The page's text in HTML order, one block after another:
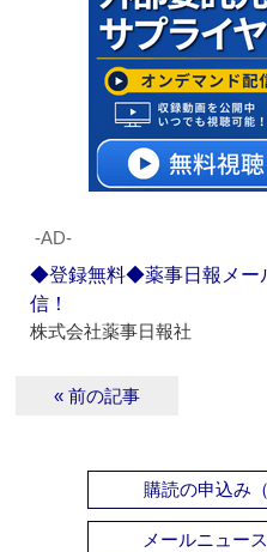
‐AD‐
◆登録無料◆薬事日報メー
信！
株式会社薬事日報社
« 前の記事
購読の申込み
メールニュー